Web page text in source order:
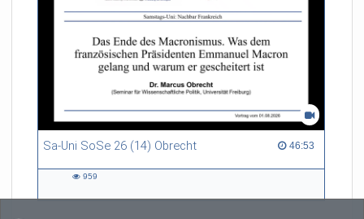
Sa-Uni SoSe 26 (14) Obrecht 46:53
46:53 duration
959